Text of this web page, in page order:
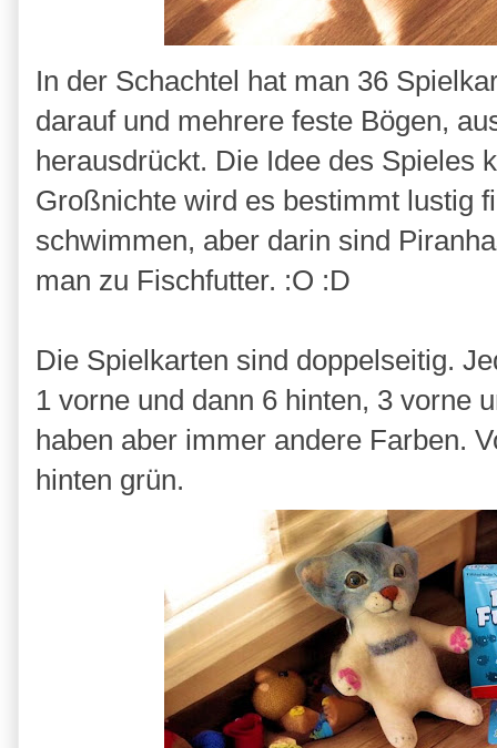
In der Schachtel hat man 36
darauf und mehrere feste Bögen,
herausdrückt. Die Idee des Spieles
Großnichte wird es bestimmt lustig
schwimmen, aber darin sind
man zu Fischfutter. :O :D
Die Spielkarten sind doppelseitig.
1 vorne und dann 6 hinten, 3 vorne
haben aber immer andere Farben.
hinten grün.